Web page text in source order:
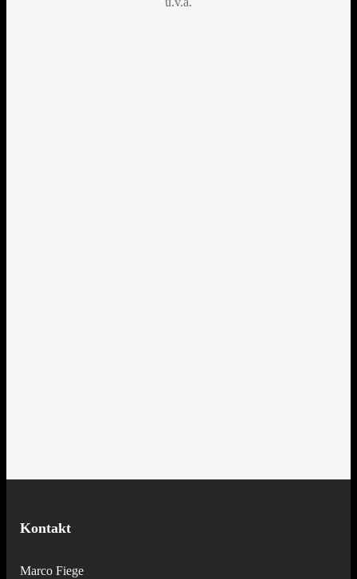
Kontakt
Marco Fiege